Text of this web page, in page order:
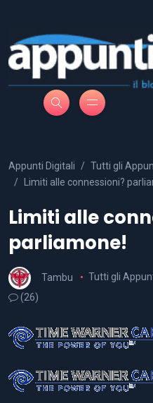
Appunti Digitali
Tutti gli
Limiti alle connessioni?
Limiti alle
parliamone!
Tambu Tutti gli
(26)